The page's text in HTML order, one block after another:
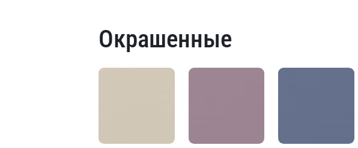
Окрашенные